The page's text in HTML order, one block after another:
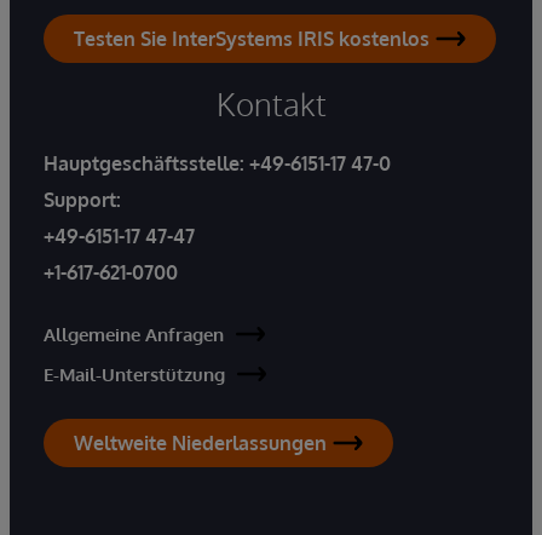
Testen Sie InterSystems IRIS kostenlos
Kontakt
Hauptgeschäftsstelle: +49-6151-17 47-0
Support:
+49-6151-17 47-47
+1-617-621-0700
Allgemeine Anfragen
E-Mail-Unterstützung
Weltweite Niederlassungen